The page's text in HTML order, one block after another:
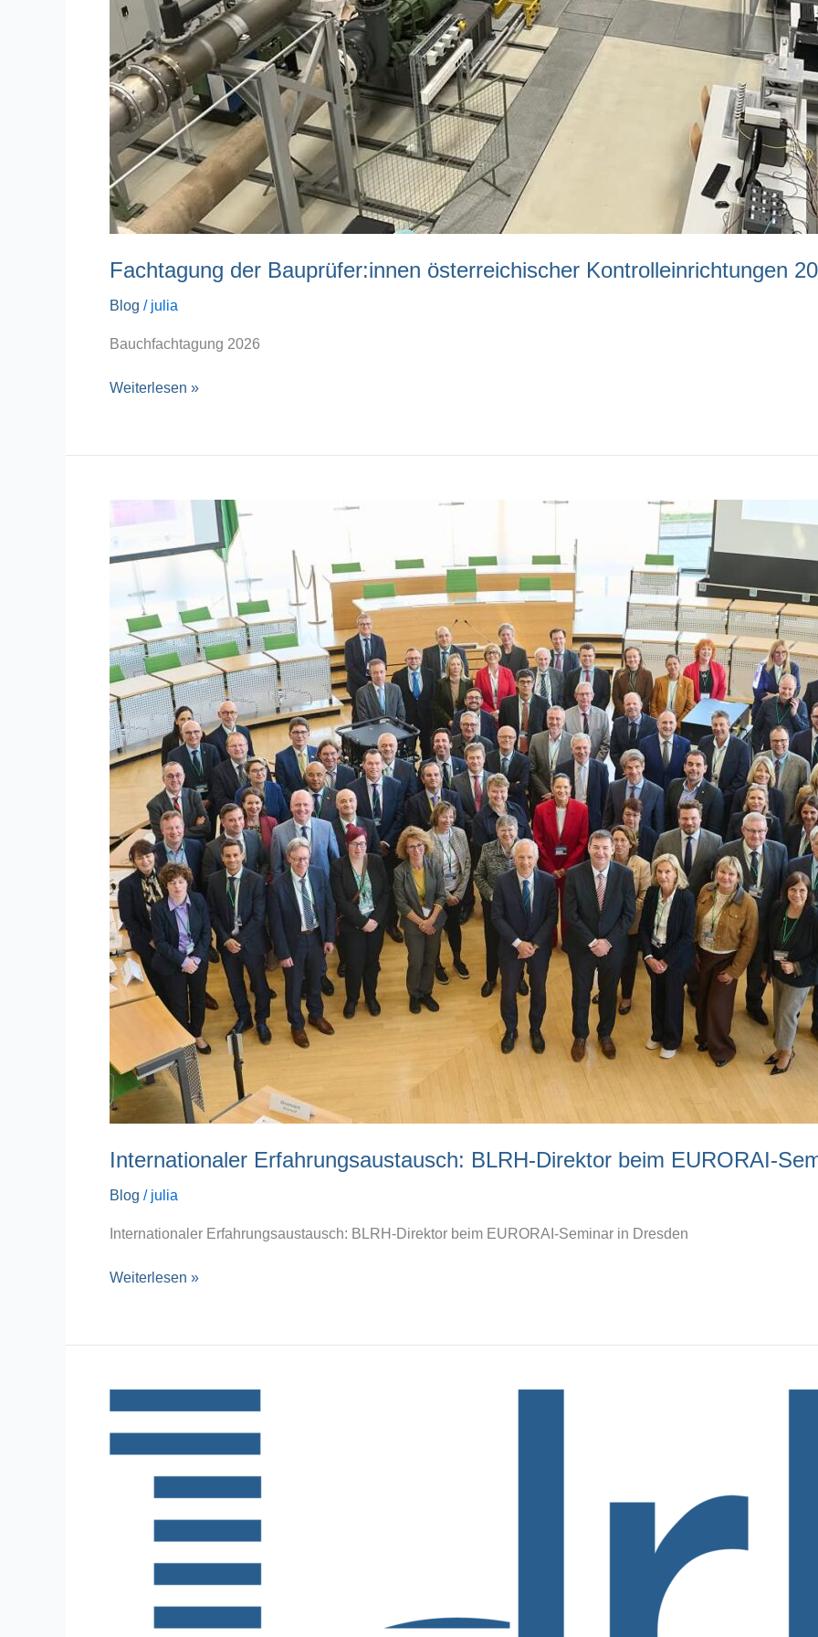
Fachtagung der Bauprüfer:innen österreichischer Kontrolleinrichtungen
Blog / julia
Bauchfachtagung 2026
Weiterlesen »
Internationaler Erfahrungsaustausch: BLRH-Direktor beim EURORAI-
Blog / julia
Internationaler Erfahrungsaustausch: BLRH-Direktor beim EURORAI-Seminar in Dresden
Erfahrungsaustausch:
BLRH-
beim
EURORAI-
Seminar
in
Dresden
Weiterlesen »